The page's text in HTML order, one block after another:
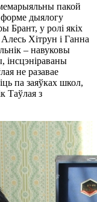
пакой
форме дыялогу
Брант, у ролі якіх
Хітрун і Ганна
– навуковы
інсцэніраваны
не разавае
па заяўках школ,
Таўлая з